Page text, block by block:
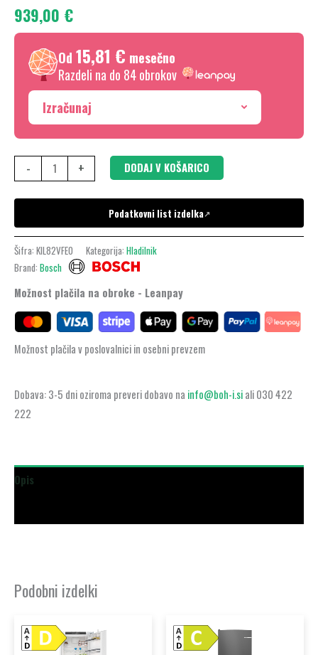
939,00 €
Od 15,81 € mesečno
Razdeli na do 84 obrokov
Izračunaj
-
177.5
x
ploščati
KIL82VFE0
+ DODAJ V KOŠARICO
Podatkovni list izdelka↗
Šifra: KIL82VFE0 Kategorija: Hladilnik
Brand: Bosch
Možnost plačila na obroke - Leanpay
Možnost plačila v poslovalnici in osebni prevzem
Dobava: 3-5 dni oziroma preveri dobavo na info@boh-i.siali 030 422
222
Opis
Podobni izdelki